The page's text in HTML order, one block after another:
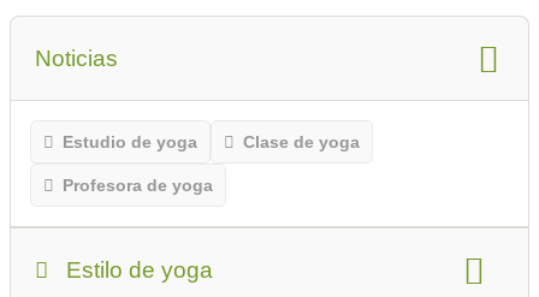
Noticias
Estudio de yoga Clase de yoga
Profesora de yoga
Estilo de yoga